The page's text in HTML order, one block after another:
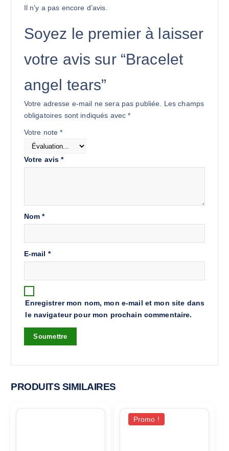
Il n’y a pas encore d’avis.
Soyez le premier à laisser
votre avis sur “Bracelet
angel tears”
Votre adresse e-mail ne sera pas publiée. Les champs
obligatoires sont indiqués avec*
Votre note*
Votre avis*
Nom*
E-mail *
Enregistrer mon nom, mon e-mail et mon site dans
le navigateur pour mon prochain commentaire.
PRODUITS SIMILAIRES
Promo !